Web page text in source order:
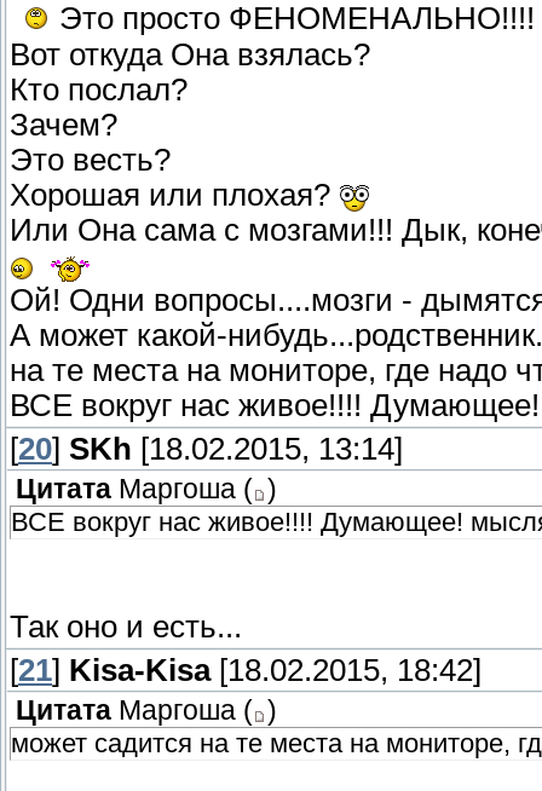
Это просто ФЕНОМЕНАЛЬНО!!!!
Вот откуда Она взялась?
Кто послал?
Зачем?
Это весть?
Хорошая или плохая?
Или Она сама с мозгами!!! Дык,
Ой! Одни вопросы....мозги -
А может какой-
на те места на мониторе, где надо
ВСЕ вокруг нас живое!!!!
[20] SKh [18.02.2015, 13:14]
Цитата Маргоша ( )
ВСЕ вокруг нас живое!!!! Думающее!
Так оно и есть...
[21] Kisa-Kisa[18.02.2015, 18:42]
Цитата Маргоша ( )
может садится на те места на мониторе,